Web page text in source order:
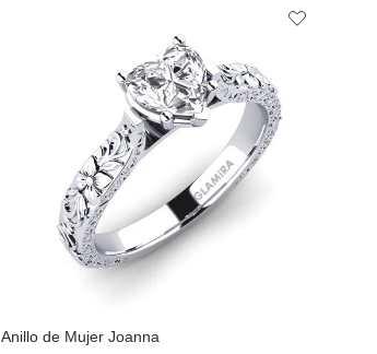
Anillo de Mujer Joanna